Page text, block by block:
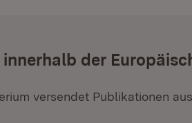
der
versendet Publikationen